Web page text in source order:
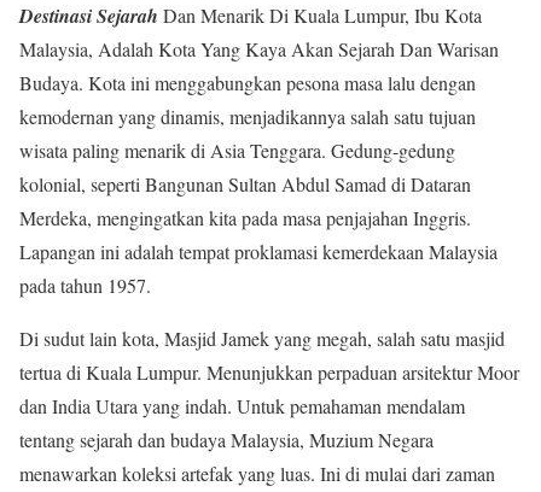
Destinasi Sejarah Dan Menarik Di Kuala Lumpur, Ibu Kota
Malaysia, Adalah Kota Yang Kaya Akan Sejarah Dan Warisan
Budaya. Kota ini menggabungkan pesona masa lalu dengan
kemodernan yang dinamis, menjadikannya salah satu tujuan
wisata paling menarik di Asia Tenggara. Gedung-gedung
kolonial, seperti Bangunan Sultan Abdul Samad di Dataran
Merdeka, mengingatkan kita pada masa penjajahan Inggris.
Lapangan ini adalah tempat proklamasi kemerdekaan Malaysia
pada tahun 1957.
Di sudut lain kota, Masjid Jamek yang megah, salah satu masjid
tertua di Kuala Lumpur. Menunjukkan perpaduan arsitektur Moor
dan India Utara yang indah. Untuk pemahaman mendalam
tentang sejarah dan budaya Malaysia, Muzium Negara
menawarkan koleksi artefak yang luas. Ini di mulai dari zaman